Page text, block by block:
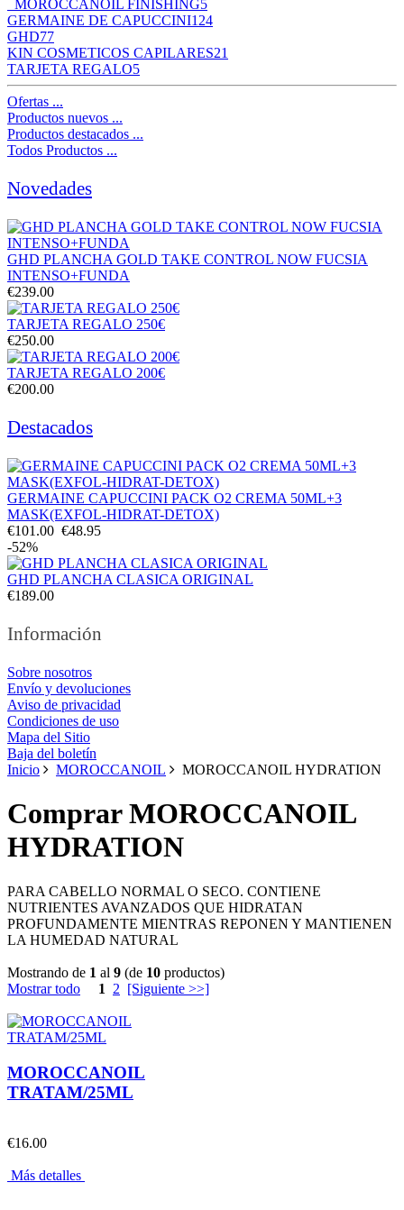
MOROCCANOIL FINISHING5
GERMAINE DE CAPUCCINI124
GHD77
KIN COSMETICOS CAPILARES21
TARJETA REGALO5
Ofertas ...
Productos nuevos ...
Productos destacados ...
Todos Productos ...
Novedades
GHD PLANCHA GOLD TAKE CONTROL NOW FUCSIA
INTENSO+FUNDA
€239.00
TARJETA REGALO 250€
€250.00
TARJETA REGALO 200€
€200.00
Destacados
GERMAINE CAPUCCINI PACK O2 CREMA 50ML+3
MASK(EXFOL-HIDRAT-DETOX)
€101.00 €48.95
-52%
GHD PLANCHA CLASICA ORIGINAL
€189.00
Información
Sobre nosotros
Envío y devoluciones
Aviso de privacidad
Condiciones de uso
Mapa del Sitio
Baja del boletín
Inicio
MOROCCANOIL MOROCCANOIL HYDRATION
Comprar MOROCCANOIL
HYDRATION
PARA CABELLO NORMAL O SECO. CONTIENE
NUTRIENTES AVANZADOS QUE HIDRATAN
PROFUNDAMENTE MIENTRAS REPONEN Y MANTIENEN
LA HUMEDAD NATURAL
Mostrando de 1 al 9 (de 10 productos)
Mostrar todo
1 2 [Siguiente >>]
MOROCCANOIL
TRATAM/25ML
€16.00
Más detalles